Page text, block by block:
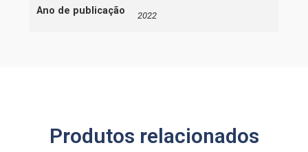
Ano de publicação 2022
Produtos relacionados